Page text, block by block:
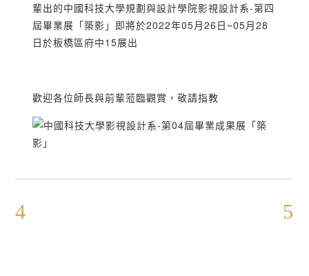
輩出的中國科技大學規劃與設計學院影視設計系-第四
屆畢業展「築影」即將於2022年05月26日~05月28
日於板橋區府中15展出
歡迎各位師長與前輩蒞臨觀賞，敬請指教